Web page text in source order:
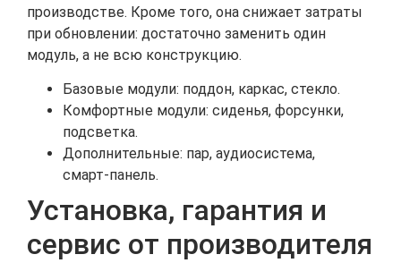
производстве. Кроме того, она снижает затраты
при обновлении: достаточно заменить один
модуль, а не всю конструкцию.
Базовые модули: поддон, каркас, стекло.
Комфортные модули: сиденья, форсунки,
подсветка.
Дополнительные: пар, аудиосистема,
смарт‑панель.
Установка, гарантия и
сервис от производителя